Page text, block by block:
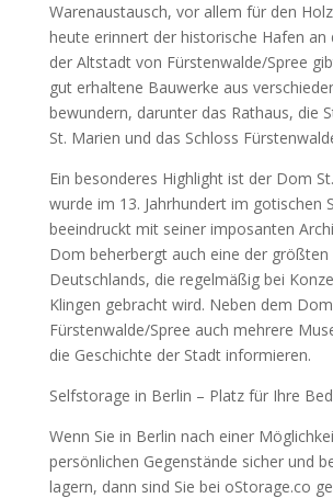
Warenaustausch, vor allem für den
heute erinnert der historische Hafen an
der Altstadt von Fürstenwalde/Spree
gut erhaltene Bauwerke aus
bewundern, darunter das Rathaus, die
St. Marien und das Schloss
Ein besonderes Highlight ist der Dom
wurde im 13. Jahrhundert im gotischen
beeindruckt mit seiner imposanten
Dom beherbergt auch eine der größten
Deutschlands, die regelmäßig bei
Klingen gebracht wird. Neben dem
Fürstenwalde/Spree auch mehrere
die Geschichte der Stadt informieren.
Selfstorage in Berlin – Platz für Ihre
Wenn Sie in Berlin nach einer
persönlichen Gegenstände sicher und
lagern, dann sind Sie bei oStorage.co